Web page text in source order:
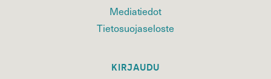
Mediatiedot
Tietosuojaseloste
KIRJAUDU